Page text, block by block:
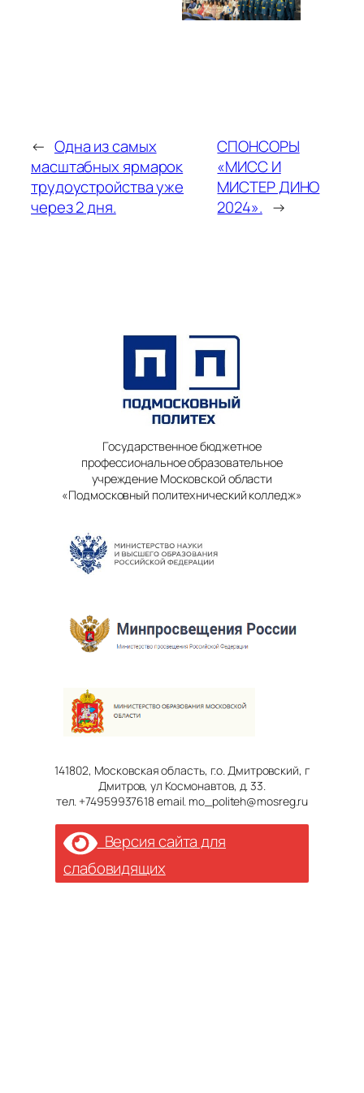
← Одна из самых
масштабных ярмарок
трудоустройства уже
через 2 дня.
СПОНСОРЫ
«МИСС И
МИСТЕР ДИНО
2024». →
Государственное бюджетное
профессиональное образовательное
учреждение Московской области
«Подмосковный политехнический колледж»
141802, Московская область, г.о. Дмитровский, г
Дмитров, ул Космонавтов, д. 33.
тел. +74959937618 email. mo_politeh@mosreg.ru
Версия сайта для
слабовидящих